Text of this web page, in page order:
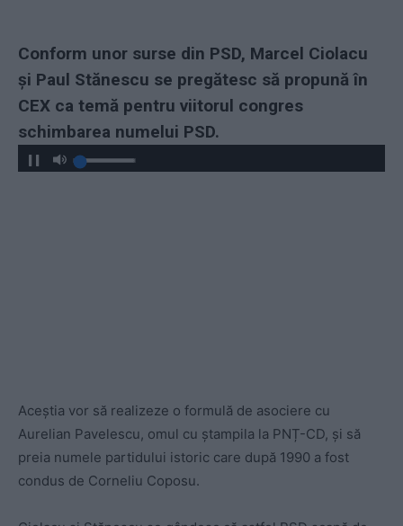
Conform unor surse din PSD, Marcel Ciolacu
și Paul Stănescu se pregătesc să propună în
CEX ca temă pentru viitorul congres
schimbarea numelui PSD.
Aceștia vor să realizeze o formulă de asociere cu
Aurelian Pavelescu, omul cu ștampila la PNȚ-CD, și să
preia numele partidului istoric care după 1990 a fost
condus de Corneliu Coposu.